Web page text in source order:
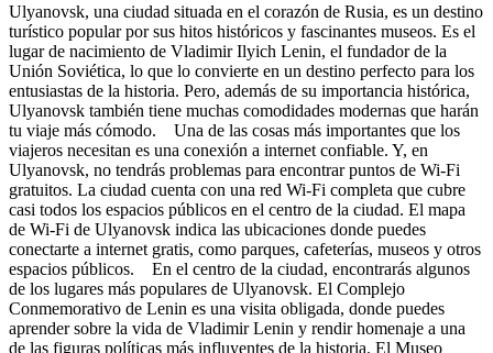
Ulyanovsk, una ciudad situada en el corazón de Rusia, es un destino
turístico popular por sus hitos históricos y fascinantes museos. Es el
lugar de nacimiento de Vladimir Ilyich Lenin, el fundador de la
Unión Soviética, lo que lo convierte en un destino perfecto para los
entusiastas de la historia. Pero, además de su importancia histórica,
Ulyanovsk también tiene muchas comodidades modernas que harán
tu viaje más cómodo. Una de las cosas más importantes que los
viajeros necesitan es una conexión a internet confiable. Y, en
Ulyanovsk, no tendrás problemas para encontrar puntos de Wi-Fi
gratuitos. La ciudad cuenta con una red Wi-Fi completa que cubre
casi todos los espacios públicos en el centro de la ciudad. El mapa
de Wi-Fi de Ulyanovsk indica las ubicaciones donde puedes
conectarte a internet gratis, como parques, cafeterías, museos y otros
espacios públicos. En el centro de la ciudad, encontrarás algunos
de los lugares más populares de Ulyanovsk. El Complejo
Conmemorativo de Lenin es una visita obligada, donde puedes
aprender sobre la vida de Vladimir Lenin y rendir homenaje a una
de las figuras políticas más influyentes de la historia. El Museo